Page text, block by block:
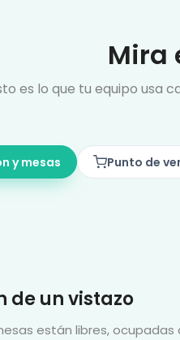
Mira
es lo que tu equipo usa
y mesas Punto de
de un vistazo
están libres, ocupadas